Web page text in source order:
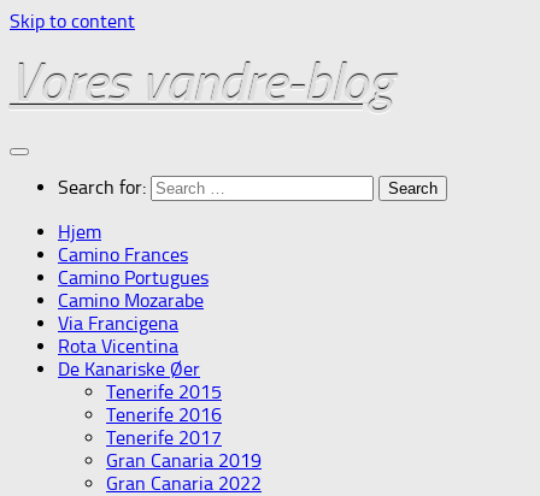
Skip to content
Vores vandre-blog
Search for:
Hjem
Camino Frances
Camino Portugues
Camino Mozarabe
Via Francigena
Rota Vicentina
De Kanariske Øer
Tenerife 2015
Tenerife 2016
Tenerife 2017
Gran Canaria 2019
Gran Canaria 2022